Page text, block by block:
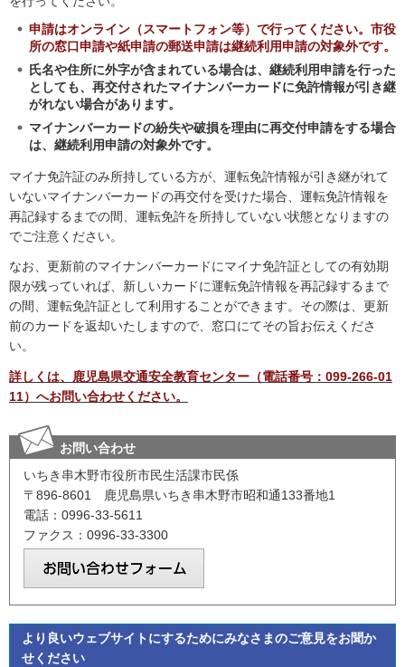
申請はオンライン（スマートフォン等）で行ってください。市役
所の窓口申請や紙申請の郵送申請は継続利用申請の対象外です。
氏名や住所に外字が含まれている場合は、継続利用申請を行った
としても、再交付されたマイナンバーカードに免許情報が引き継
がれない場合があります。
マイナンバーカードの紛失や破損を理由に再交付申請をする場合
は、継続利用申請の対象外です。
マイナ免許証のみ所持している方が、運転免許情報が引き継がれて
いないマイナンバーカードの再交付を受けた場合、運転免許情報を
再記録するまでの間、運転免許を所持していない状態となりますの
でご注意ください。
なお、更新前のマイナンバーカードにマイナ免許証としての有効期
限が残っていれば、新しいカードに運転免許情報を再記録するまで
の間、運転免許証として利用することができます。その際は、更新
前のカードを返却いたしますので、窓口にてその旨お伝えくださ
い。
詳しくは、鹿児島県交通安全教育センター（電話番号：099-266-01
11）へお問い合わせください。
お問い合わせ
いちき串木野市役所市民生活課市民係
〒896-8601 鹿児島県いちき串木野市昭和通133番地1
電話：0996-33-5611
ファクス：0996-33-3300
より良いウェブサイトにするためにみなさまのご意見をお聞か
せください